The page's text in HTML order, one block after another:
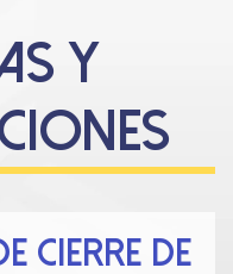
y
cierre de